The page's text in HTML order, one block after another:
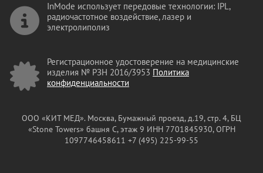
InMode использует передовые технологии: IPL,
радиочастотное воздействие, лазер и
электролиполиз
Регистрационное удостоверение на медицинские
изделия № РЗН 2016/3953 Политика
конфиденциальности
ООО «КИТ МЕД». Москва, Бумажный проезд, д.19, стр. 4, БЦ
«Stone Towers» башня C, этаж 9 ИНН 7701845930, ОГРН
1097746458611 +7 (495) 225-99-55